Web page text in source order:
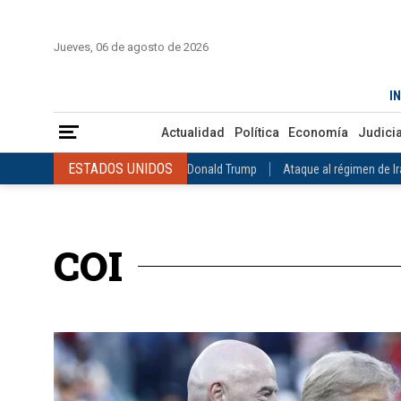
Jueves, 06 de agosto de 2026
Actualidad Política Economía Judicial
ESTADOS UNIDOS Donald Trump Ataque al régimen de
VENEZUELA Juicio contra Maduro Terremoto en
ESTADOS UNIDOS
INTERNACIONAL Raúl Castro José Luis Rodríguez Zapatero
COLOMBIA Elecciones Presidenciales en Colombia Gustavo
COI